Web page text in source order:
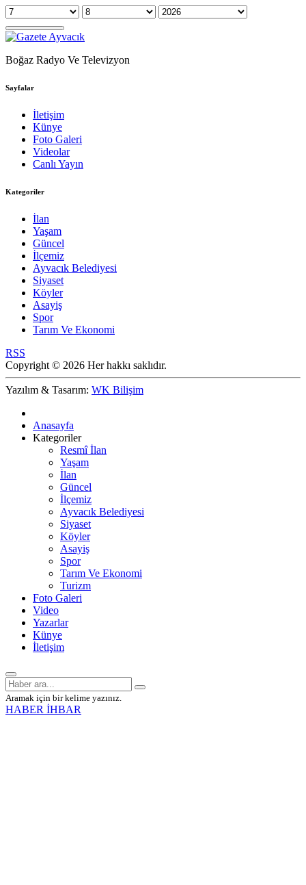
Boğaz Radyo Ve Televizyon
Sayfalar
İletişim
Künye
Foto Galeri
Videolar
Canlı Yayın
Kategoriler
İlan
Yaşam
Güncel
İlçemiz
Ayvacık Belediyesi
Siyaset
Köyler
Asayiş
Spor
Tarım Ve Ekonomi
RSS
Copyright © 2026 Her hakkı saklıdır.
Yazılım & Tasarım: WK Bilişim
Anasayfa
Kategoriler
Resmî İlan
Yaşam
İlan
Güncel
İlçemiz
Ayvacık Belediyesi
Siyaset
Köyler
Asayiş
Spor
Tarım Ve Ekonomi
Turizm
Foto Galeri
Video
Yazarlar
Künye
İletişim
Aramak için bir kelime yazınız.
HABER İHBAR